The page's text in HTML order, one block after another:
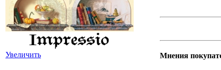
Увеличить Мнения